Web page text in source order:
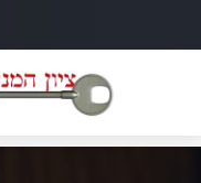
לתוכן